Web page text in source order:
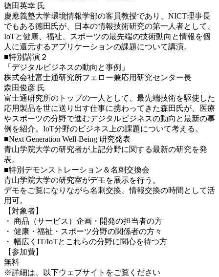
徳田英幸 氏
慶應義塾大学環境情報学部の客員教授であり、NICT理事長
でもある徳田氏が、日本の情報技術研究の第一人者として、
IoTと健康、福祉、スポーツの最先端の技術動向と情報を個
人に還元するアプリケーションの課題について講演。
■特別講演２
「デジタルビジネスの動向と事例」
株式会社富士通研究所フェロー兼応用研究センター長
森田俊彦 氏
富士通研究所のトップの一人として、最先端技術を駆使した
応用製品を世に送り出す仕事に携わってきた森田氏が、医療
やスポーツの分野で進むデジタルビジネスの動向と最新の事
例を紹介。IoT分野のビジネス上の課題について考える。
■Next Generation Well-Being 研究発表
青山学院大学の研究者が上記分野に関する最新の研究を発
表。
■特別デモンストレーション＆名刺交換会
青山学院大学の研究室がデモを展示を行う。
デモをご覧になりながら名刺交換、情報交換の時間として活
用可。
【対象者】
・ 商品（サービス）企画・開発の担当者の方
・ 健康・福祉・スポーツ分野の関係者の方々
・ 幅広くIT/IoTとこれらの分野に関心を待つ方
【参加費】
無料
※詳細は、以下ウェブサイトをご覧ください